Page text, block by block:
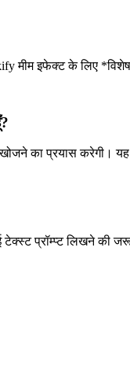
मीम इफेक्ट के लिए
खोजने का प्रयास
प्रॉम्प्ट लिखने की